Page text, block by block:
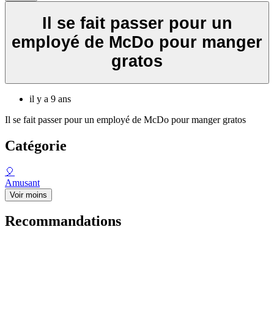
Il se fait passer pour un
employé de McDo pour manger
gratos
il y a 9 ans
Il se fait passer pour un employé de McDo pour manger gratos
Catégorie
🎈
Amusant
Voir moins
Recommandations